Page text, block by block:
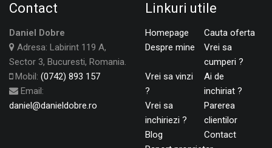
Contact
Daniel Dobre
Adresa: Labirint 119 A,
Sector 3, Bucuresti, Romania.
Mobil: (0742) 893 157
Email:
daniel@danieldobre.ro
Linkuri utile
Homepage
Cauta oferta
Despre mine
Vrei sa
cumperi ?
Vrei sa vinzi
?
Ai de
inchiriat ?
Vrei sa
inchiriezi ?
Parerea
clientilor
Blog
Contact